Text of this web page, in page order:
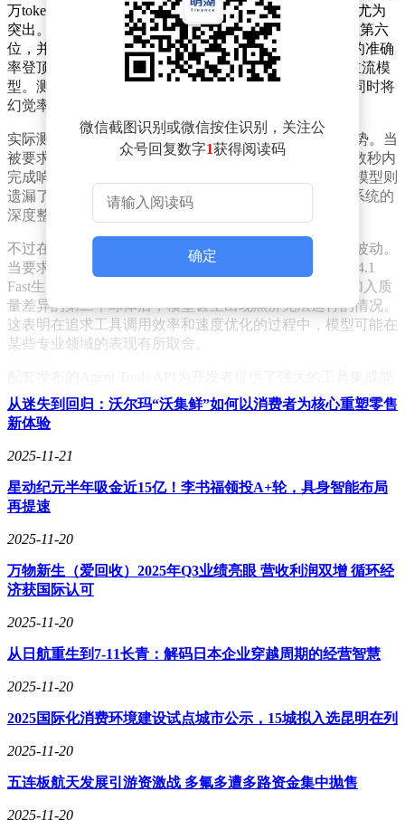
万token的上下文处理能力，在智能体任务执行方面表现尤为
突出。该模型在人工智能分析智能指数（AII）中跃升至第六
位，并在极具挑战性的τ²-Bench Telecom测评中以93.3%的准确
率登顶榜首，超越了GPT-5.1（high）、Gemini 3 Pro等主流模
型。测试数据显示，其推理速度比前代产品提升27%，同时将
幻觉率降低了一半。
实际测试显示，新模型在实时信息检索领域展现显著优势。当
被要求提供"本周xAI重要新闻"时，Grok 4.1 Fast不仅在数秒内
完成响应，还准确捕捉到最新发布的更新信息，而前代模型则
遗漏了关键动态。这种时效性提升得益于模型与X生态系统的
深度整合，使其能够实时抓取网络数据和用户上传文件。
不过在编程模拟测试中，新模型暴露出特定领域的性能波动。
当要求模拟"旋转六边形内弹跳球"的物理场景时，Grok 4.1
Fast生成的画面缺少核心元素小球，而在升级测试要求加入质
量差异的第二个球体后，模型甚至出现黑屏无法运行的情况。
这表明在追求工具调用效率和速度优化的过程中，模型可能在
某些专业领域的表现有所取舍。
力。通过简单代码调用，智能体即可实现网页浏览、代码执
行、文档检索等复杂操作。该工具包内置安全沙箱环境，支持
Python代码运行和MCP协议连接第三方服务，开发者无需自行
管理API密钥或速率限制。xAI提供的案例显示，智能体可在
在定价策略上，xAI采用差异化方案：输入价格0.2美元/百万
Agent Tools API则按成功调用次数计费（5美元/千次）。为降
低使用门槛，公司宣布即日起至12月3日期间，用户可通过
OpenRouter平台免费体验Grok 4.1 Fast，同时开放所有智能体
工具的免费集成权限。
推理能力，grok-4-1-fast-non-reasoning则优化即时响应速度。
客户服务、财务分析等垂直领域展现出竞争优势。不过行业观
察人士指出，模型在专业领域表现的稳定性仍需更多案例验
证，特别是在自主智能体规模扩展后的长期运行可靠性方面。
微信截图识别或微信按住识别，关注公
众号回复数字1获得阅读码
确定
从迷失到回归：沃尔玛“沃集鲜”如何以消费者为核心重塑零售
新体验
2025-11-21
星动纪元半年吸金近15亿！李书福领投A+轮，具身智能布局
再提速
2025-11-20
万物新生（爱回收）2025年Q3业绩亮眼 营收利润双增 循环经
济获国际认可
2025-11-20
从日航重生到7-11长青：解码日本企业穿越周期的经营智慧
2025-11-20
2025国际化消费环境建设试点城市公示，15城拟入选昆明在列
2025-11-20
五连板航天发展引游资激战 多氟多遭多路资金集中抛售
2025-11-20